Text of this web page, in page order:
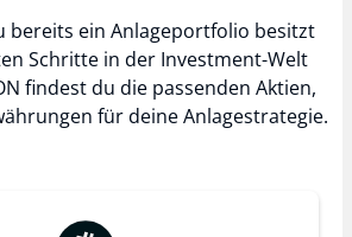
bereits ein Anlageportfolio besitzt
Schritte in der Investment-Welt
findest du die passenden Aktien,
für deine Anlagestrategie.